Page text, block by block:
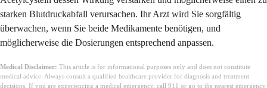
starken Blutdruckabfall verursachen. Ihr Arzt wird Sie sorgfältig
überwachen, wenn Sie beide Medikamente benötigen, und
möglicherweise die Dosierungen entsprechend anpassen.
Medical Disclaimer: This article is for informational purposes only and does not constitute
medical advice. Always consult a qualified healthcare provider for diagnosis and treatment
decisions. If you are experiencing a medical emergency, call 911 or go to the nearest emergency